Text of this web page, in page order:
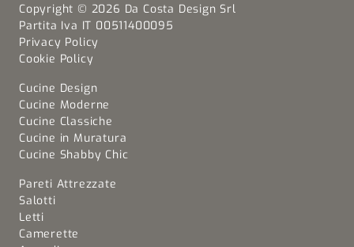
Copyright © 2026 Da Costa Design Srl
Partita Iva IT 00511400095
Privacy Policy
Cookie Policy
Cucine Design
Cucine Moderne
Cucine Classiche
Cucine in Muratura
Cucine Shabby Chic
Pareti Attrezzate
Salotti
Letti
Camerette